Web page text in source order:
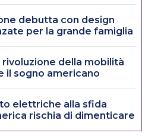
debutta con design
per la grande famiglia
della mobilità
il sogno americano
elettriche alla sfida
rischia di dimenticare